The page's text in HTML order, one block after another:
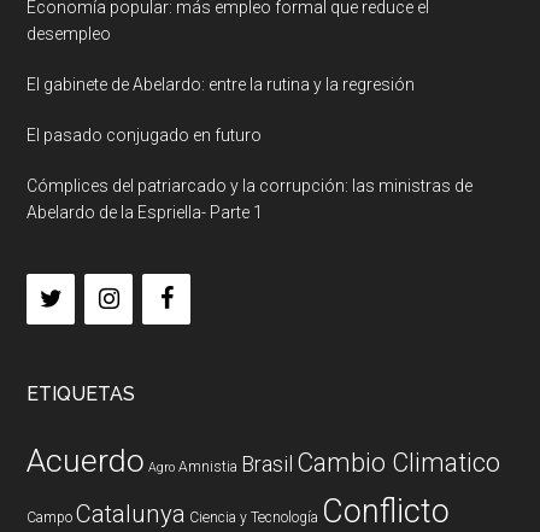
Economía popular: más empleo formal que reduce el
desempleo
El gabinete de Abelardo: entre la rutina y la regresión
El pasado conjugado en futuro
Cómplices del patriarcado y la corrupción: las ministras de
Abelardo de la Espriella- Parte 1
ETIQUETAS
Acuerdo Agro Amnistia Brasil Cambio Climatico
Campo Catalunya Ciencia y Tecnología Conflicto